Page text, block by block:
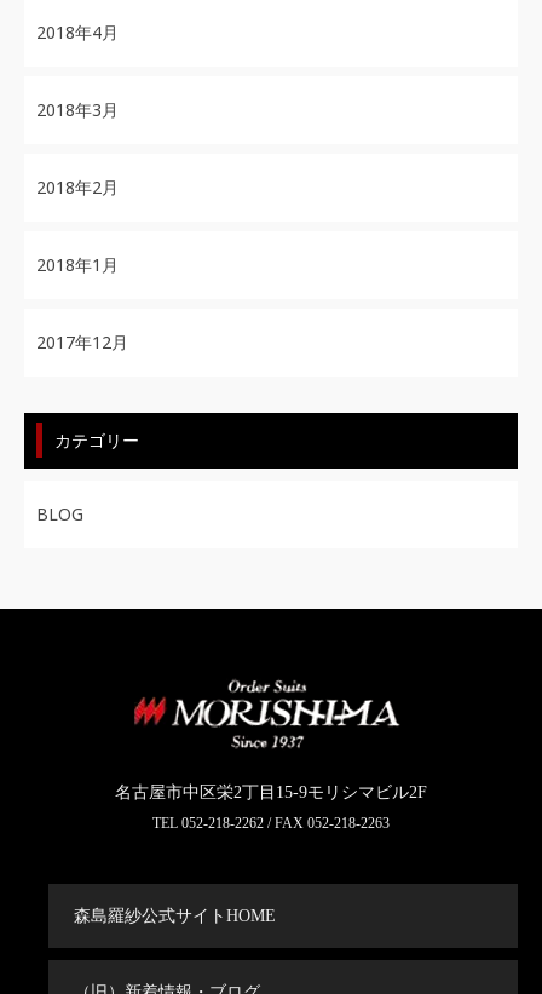
2018年4月
2018年3月
2018年2月
2018年1月
2017年12月
カテゴリー
BLOG
名古屋市中区栄2丁目15-9モリシマビル2F
TEL 052-218-2262 / FAX 052-218-2263
森島羅紗公式サイトHOME